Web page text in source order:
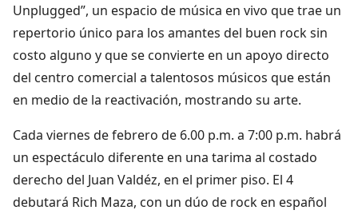
Unplugged”, un espacio de música en vivo que trae un
repertorio único para los amantes del buen rock sin
costo alguno y que se convierte en un apoyo directo
del centro comercial a talentosos músicos que están
en medio de la reactivación, mostrando su arte.
Cada viernes de febrero de 6.00 p.m. a 7:00 p.m. habrá
un espectáculo diferente en una tarima al costado
derecho del Juan Valdéz, en el primer piso. El 4
debutará Rich Maza, con un dúo de rock en español